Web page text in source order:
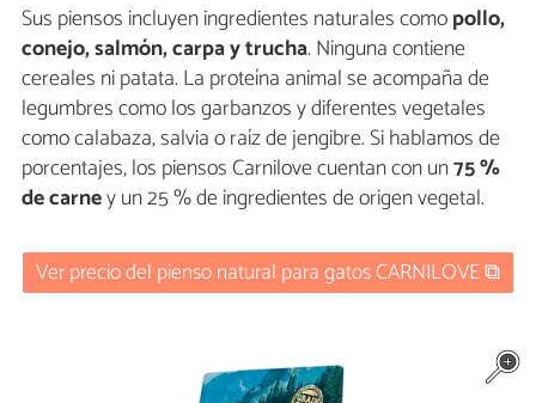
Sus piensos incluyen ingredientes naturales comopollo,
conejo, salmón, carpa y trucha. Ninguna contiene
cereales ni patata. La proteína animal se acompaña de
legumbres como los garbanzos y diferentes vegetales
como calabaza, salvia o raíz de jengibre. Si hablamos de
porcentajes, los piensos Carnilove cuentan con un75 %
de carney un 25 % de ingredientes de origen vegetal.
Ver precio del pienso natural para gatos CARNILOVE ⧉